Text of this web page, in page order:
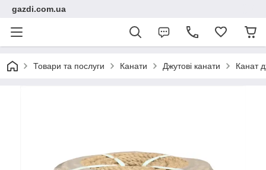
gazdi.com.ua
Товари та послуги Канати Джутові канати Канат